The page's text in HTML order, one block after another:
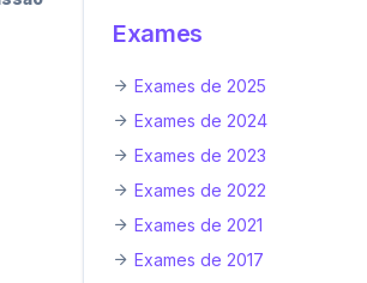
Exames
Exames de 2025
Exames de 2024
Exames de 2023
Exames de 2022
Exames de 2021
Exames de 2017